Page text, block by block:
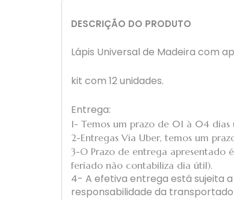
DESCRIÇÃO DO PRODUTO
Lápis Universal de Madeira com
kit com 12 unidades.
Entrega:
1- Temos um prazo de 01 à 04
2-Entregas Via Uber, temos um
3-O Prazo de entrega apresentado
feriado não contabiliza dia útil).
4- A efetiva entrega está sujeita
responsabilidade da